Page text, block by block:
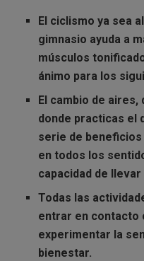
El ciclismo ya sea
gimnasio ayuda a
músculos
ánimo para los
El cambio de aires,
donde practicas el
serie de beneficios
en todos los
capacidad de
Todas las
entrar en contacto
experimentar la
bienestar.